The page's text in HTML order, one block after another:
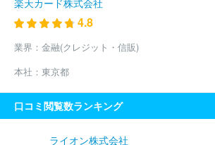
4.8
業界： 金融(クレジット・信販)
本社： 東京都
口コミ閲覧数ランキング
ライオン株式会社